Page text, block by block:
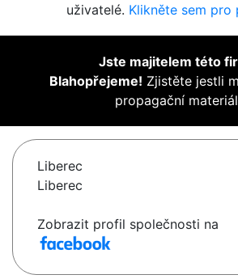
uživatelé. Klikněte sem pro
Jste majitelem této
Blahopřejeme! Zjistěte jestli
propagační
Liberec
Liberec
Zobrazit profil společnosti na